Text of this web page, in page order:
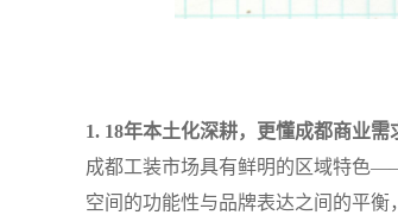
1. 18年本土化深耕，更懂成都商业需
成都工装市场具有鲜明的区域特色
空间的功能性与品牌表达之间的平衡